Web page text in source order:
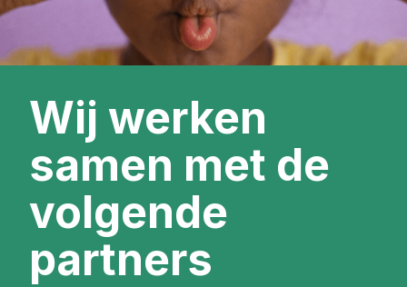
Aanmelden
Wij werken
samen met de
volgende
partners